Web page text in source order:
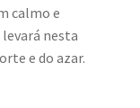
calmo e
nesta
e do azar.